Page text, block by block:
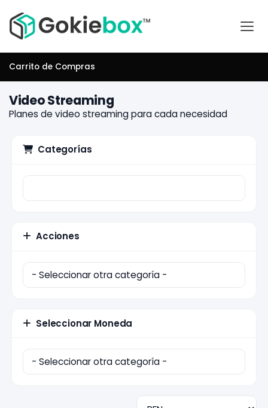
Carrito de Compras
Video Streaming
Planes de video streaming para cada necesidad
Categorías
Acciones
Seleccionar Moneda